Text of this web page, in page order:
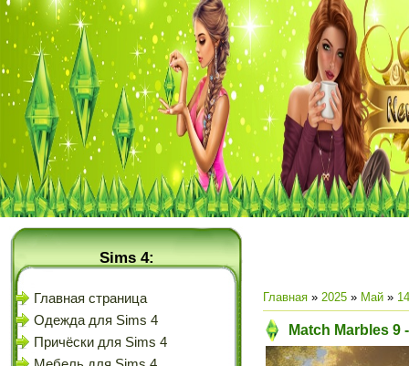
Sims 4:
Главная страница
Одежда для Sims 4
Причёски для Sims 4
Главная » 2025 » Май » 14
Match Marbles 9